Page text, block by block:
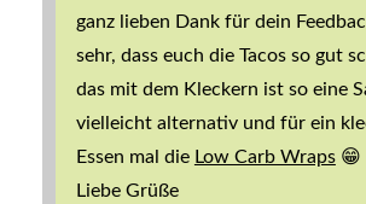
ganz lieben Dank für dein
sehr, dass euch die Tacos so gut
das mit dem Kleckern ist so eine
vielleicht alternativ und für ein
Essen mal die Low Carb Wraps😁
Liebe Grüße